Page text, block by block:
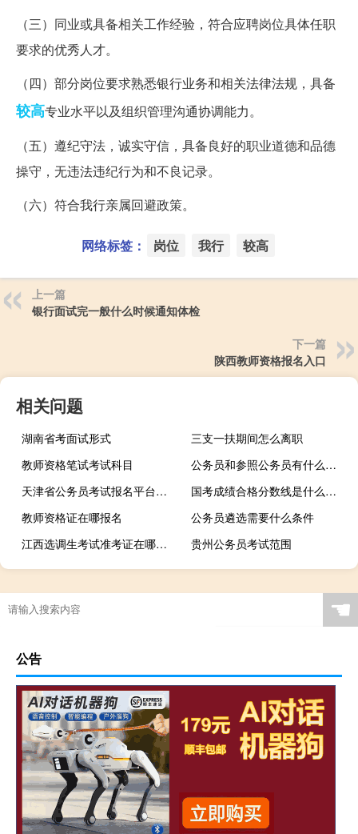
（三）同业或具备相关工作经验，符合应聘岗位具体任职
要求的优秀人才。
（四）部分岗位要求熟悉银行业务和相关法律法规，具备
较高专业水平以及组织管理沟通协调能力。
（五）遵纪守法，诚实守信，具备良好的职业道德和品德
操守，无违法违纪行为和不良记录。
（六）符合我行亲属回避政策。
网络标签： 岗位 我行 较高
上一篇
银行面试完一般什么时候通知体检
下一篇
陕西教师资格报名入口
相关问题
湖南省考面试形式
三支一扶期间怎么离职
教师资格笔试考试科目
公务员和参照公务员有什么区别吗
天津省公务员考试报名平台是什么
国考成绩合格分数线是什么意思
教师资格证在哪报名
公务员遴选需要什么条件
江西选调生考试准考证在哪打印
贵州公务员考试范围
☚
公告